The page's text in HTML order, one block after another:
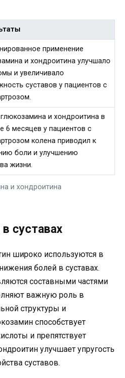
и хондроитина
применение
и хондроитина улучшало
и увеличивало
суставов у пациентов с
и хондроитина в
6 месяцев у пациентов с
колена приводил к
боли и улучшению
жизни.
суставах
широко используются в
болей в суставах.
составными частями
важную роль в
структуры и
способствует
и препятствует
улучшает упругость
суставов.